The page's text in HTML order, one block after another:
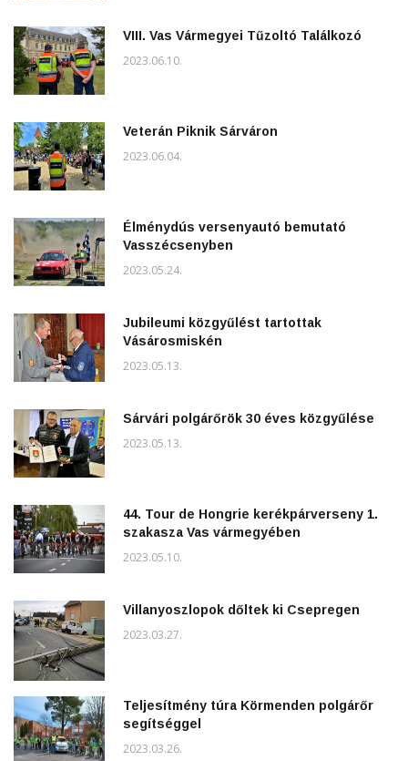
VIII. Vas Vármegyei Tűzoltó Találkozó
2023.06.10.
Veterán Piknik Sárváron
2023.06.04.
Élménydús versenyautó bemutató
Vasszécsenyben
2023.05.24.
Jubileumi közgyűlést tartottak
Vásárosmiskén
2023.05.13.
Sárvári polgárőrök 30 éves közgyűlése
2023.05.13.
44. Tour de Hongrie kerékpárverseny 1.
szakasza Vas vármegyében
2023.05.10.
Villanyoszlopok dőltek ki Csepregen
2023.03.27.
Teljesítmény túra Körmenden polgárőr
segítséggel
2023.03.26.